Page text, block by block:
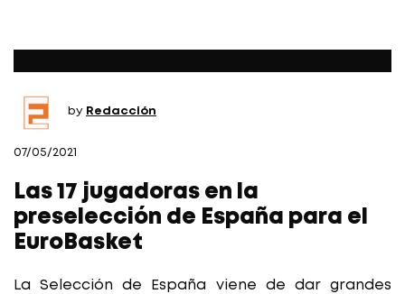
by Redacción
07/05/2021
Las 17 jugadoras en la
preselección de España para el
EuroBasket
La Selección de España viene de dar grandes